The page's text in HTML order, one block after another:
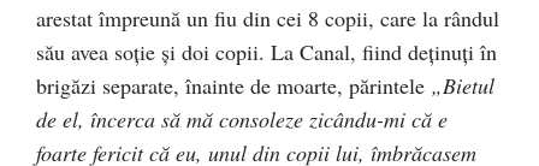
arestat împreună un fiu din cei 8 copii, care la rândul
său avea soţie şi doi copii. La Canal, fiind deţinuţi în
brigăzi separate, înainte de moarte, părintele „Bietul
de el, încerca să mă consoleze zicându-mi că e
foarte fericit că eu, unul din copii lui, îmbrăcasem